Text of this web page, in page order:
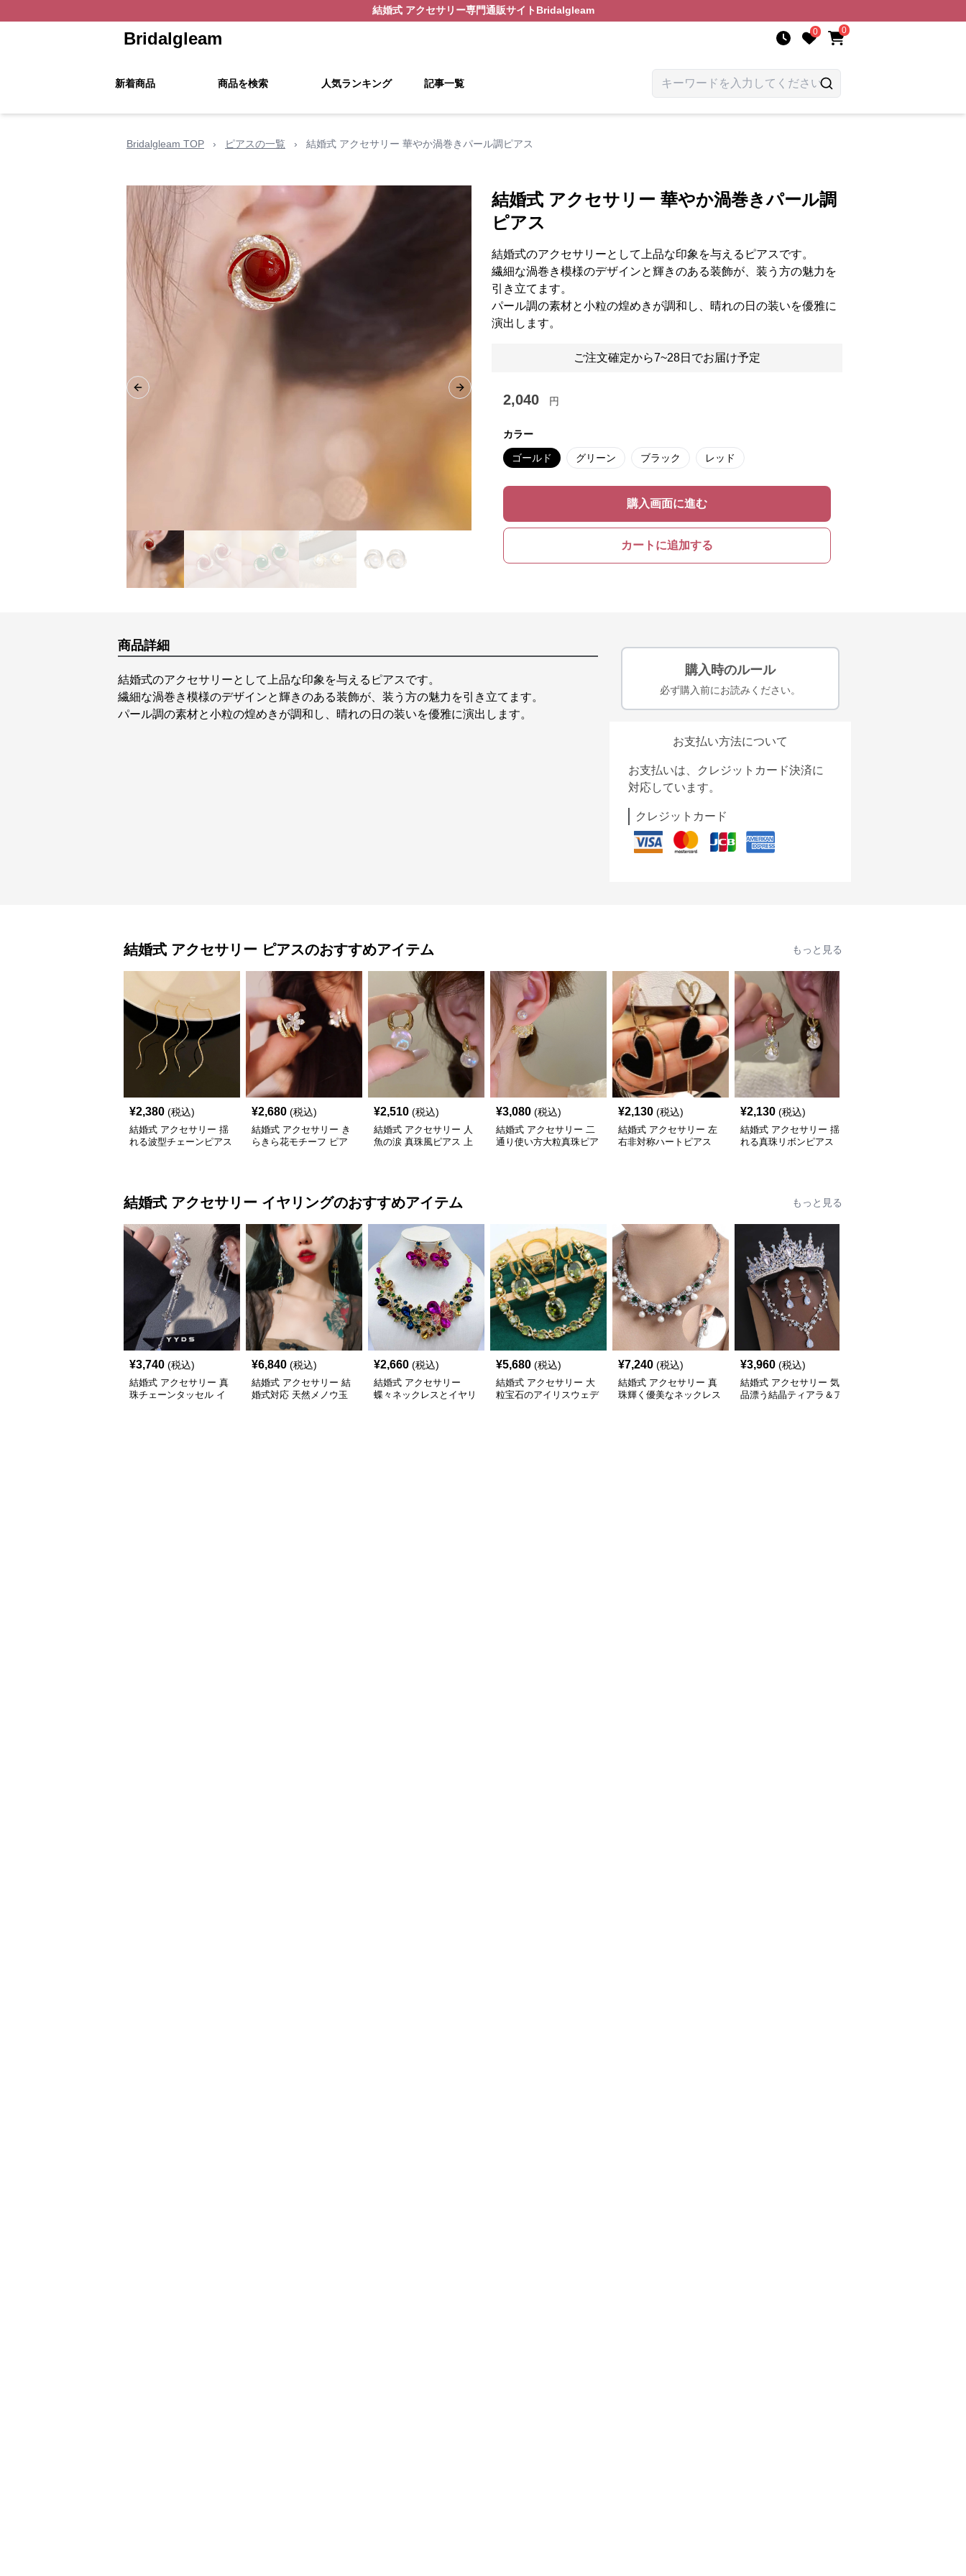
結婚式 アクセサリー専門通販サイト Bridalgleam
Bridalgleam 0 0
新着商品 商品を検索 人気ランキング 記事一覧
Bridalgleam TOP › ピアスの一覧 › 結婚式 アクセサリー 華やか渦巻きパール調ピアス
Previous slide Next slide
結婚式 アクセサリー 華やか渦巻きパール調
ピアス
結婚式のアクセサリーとして上品な印象を与えるピアスです。
繊細な渦巻き模様のデザインと輝きのある装飾が、装う方の魅力を
引き立てます。
パール調の素材と小粒の煌めきが調和し、晴れの日の装いを優雅に
演出します。
ご注文確定から7~28日でお届け予定
2,040 円
カラー
ゴールド グリーン ブラック レッド
購入画面に進む
カートに追加する
商品詳細
結婚式のアクセサリーとして上品な印象を与えるピアスです。
繊細な渦巻き模様のデザインと輝きのある装飾が、装う方の魅力を引き立てます。
パール調の素材と小粒の煌めきが調和し、晴れの日の装いを優雅に演出します。
購入時のルール
必ず購入前にお読みください。
お支払い方法について
お支払いは、クレジットカード決済に
対応しています。
クレジットカード
結婚式 アクセサリー ピアスのおすすめアイテム もっと見る
¥2,380 (税込)
結婚式 アクセサリー 揺
れる波型チェーンピアス
¥2,680 (税込)
結婚式 アクセサリー き
らきら花モチーフ ピア
¥2,510 (税込)
結婚式 アクセサリー 人
魚の涙 真珠風ピアス 上
¥3,080 (税込)
結婚式 アクセサリー 二
通り使い方大粒真珠ピア
¥2,130 (税込)
結婚式 アクセサリー 左
右非対称ハートピアス
¥2,130 (税込)
結婚式 アクセサリー 揺
れる真珠リボンピアス
結婚式 アクセサリー イヤリングのおすすめアイテム もっと見る
¥3,740 (税込)
結婚式 アクセサリー 真
珠チェーンタッセル イ
¥6,840 (税込)
結婚式 アクセサリー 結
婚式対応 天然メノウ玉
¥2,660 (税込)
結婚式 アクセサリー
蝶々ネックレスとイヤリ
¥5,680 (税込)
結婚式 アクセサリー 大
粒宝石のアイリスウェデ
¥7,240 (税込)
結婚式 アクセサリー 真
珠輝く優美なネックレス
¥3,960 (税込)
結婚式 アクセサリー 気
品漂う結晶ティアラ＆ア